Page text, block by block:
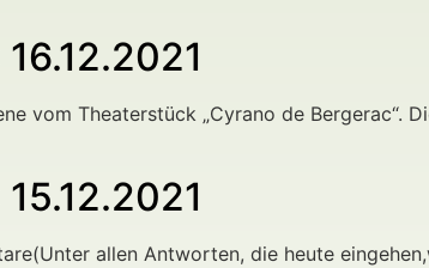
vom Theaterstück „Cyrano de Bergerac“.
allen Antworten, die heute